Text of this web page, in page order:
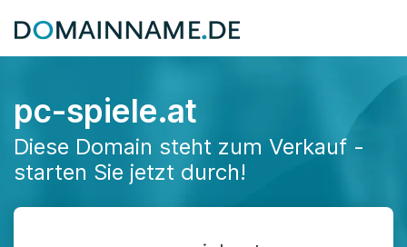
pc-spiele.at
Diese Domain steht zum Verkauf -
starten Sie jetzt durch!